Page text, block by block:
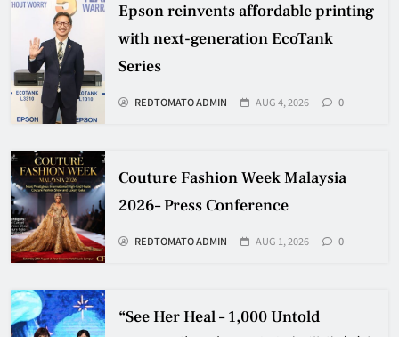
Epson reinvents affordable printing
with next-generation EcoTank
Series
REDTOMATO ADMIN AUG 4, 2026 0
Couture Fashion Week Malaysia
2026– Press Conference
REDTOMATO ADMIN AUG 1, 2026 0
“See Her Heal – 1,000 Untold